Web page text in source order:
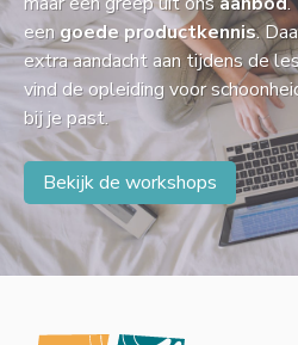
eengoede productkennis.
extra aandacht aan tijdens de
vind de opleiding voor
bij je past.
Bekijk de workshops